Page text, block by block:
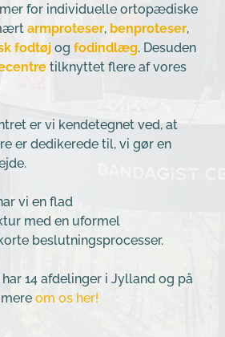
for individuelle ortopædiske
armproteser, benproteser
fodtøj og fodindlæg. Desuden
tilknyttet flere af vores
er vi kendetegnet ved, at
er dedikerede til, vi gør en
vi en flad
med en uformel
beslutningsprocesser.
14 afdelinger i Jylland og på
om os her!